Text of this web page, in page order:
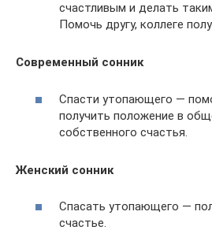
счастливым и делать
Помочь другу, коллеге
Современный сонник
Спасти утопающего —
получить положение в
собственного счастья.
Женский сонник
Спасать утопающего —
счастье.